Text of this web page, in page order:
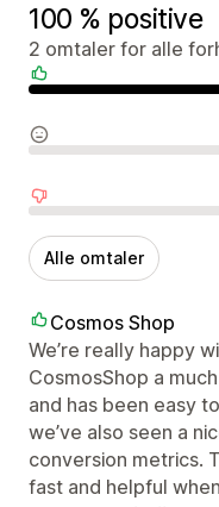
100 % positive
2 omtaler for alle
Positive omtaler
Nøytrale omtaler
Negative omtaler
Alle omtaler
Cosmos Shop
We’re really happy
CosmosShop a
and has been easy
we’ve also seen a
conversion metrics.
fast and helpful